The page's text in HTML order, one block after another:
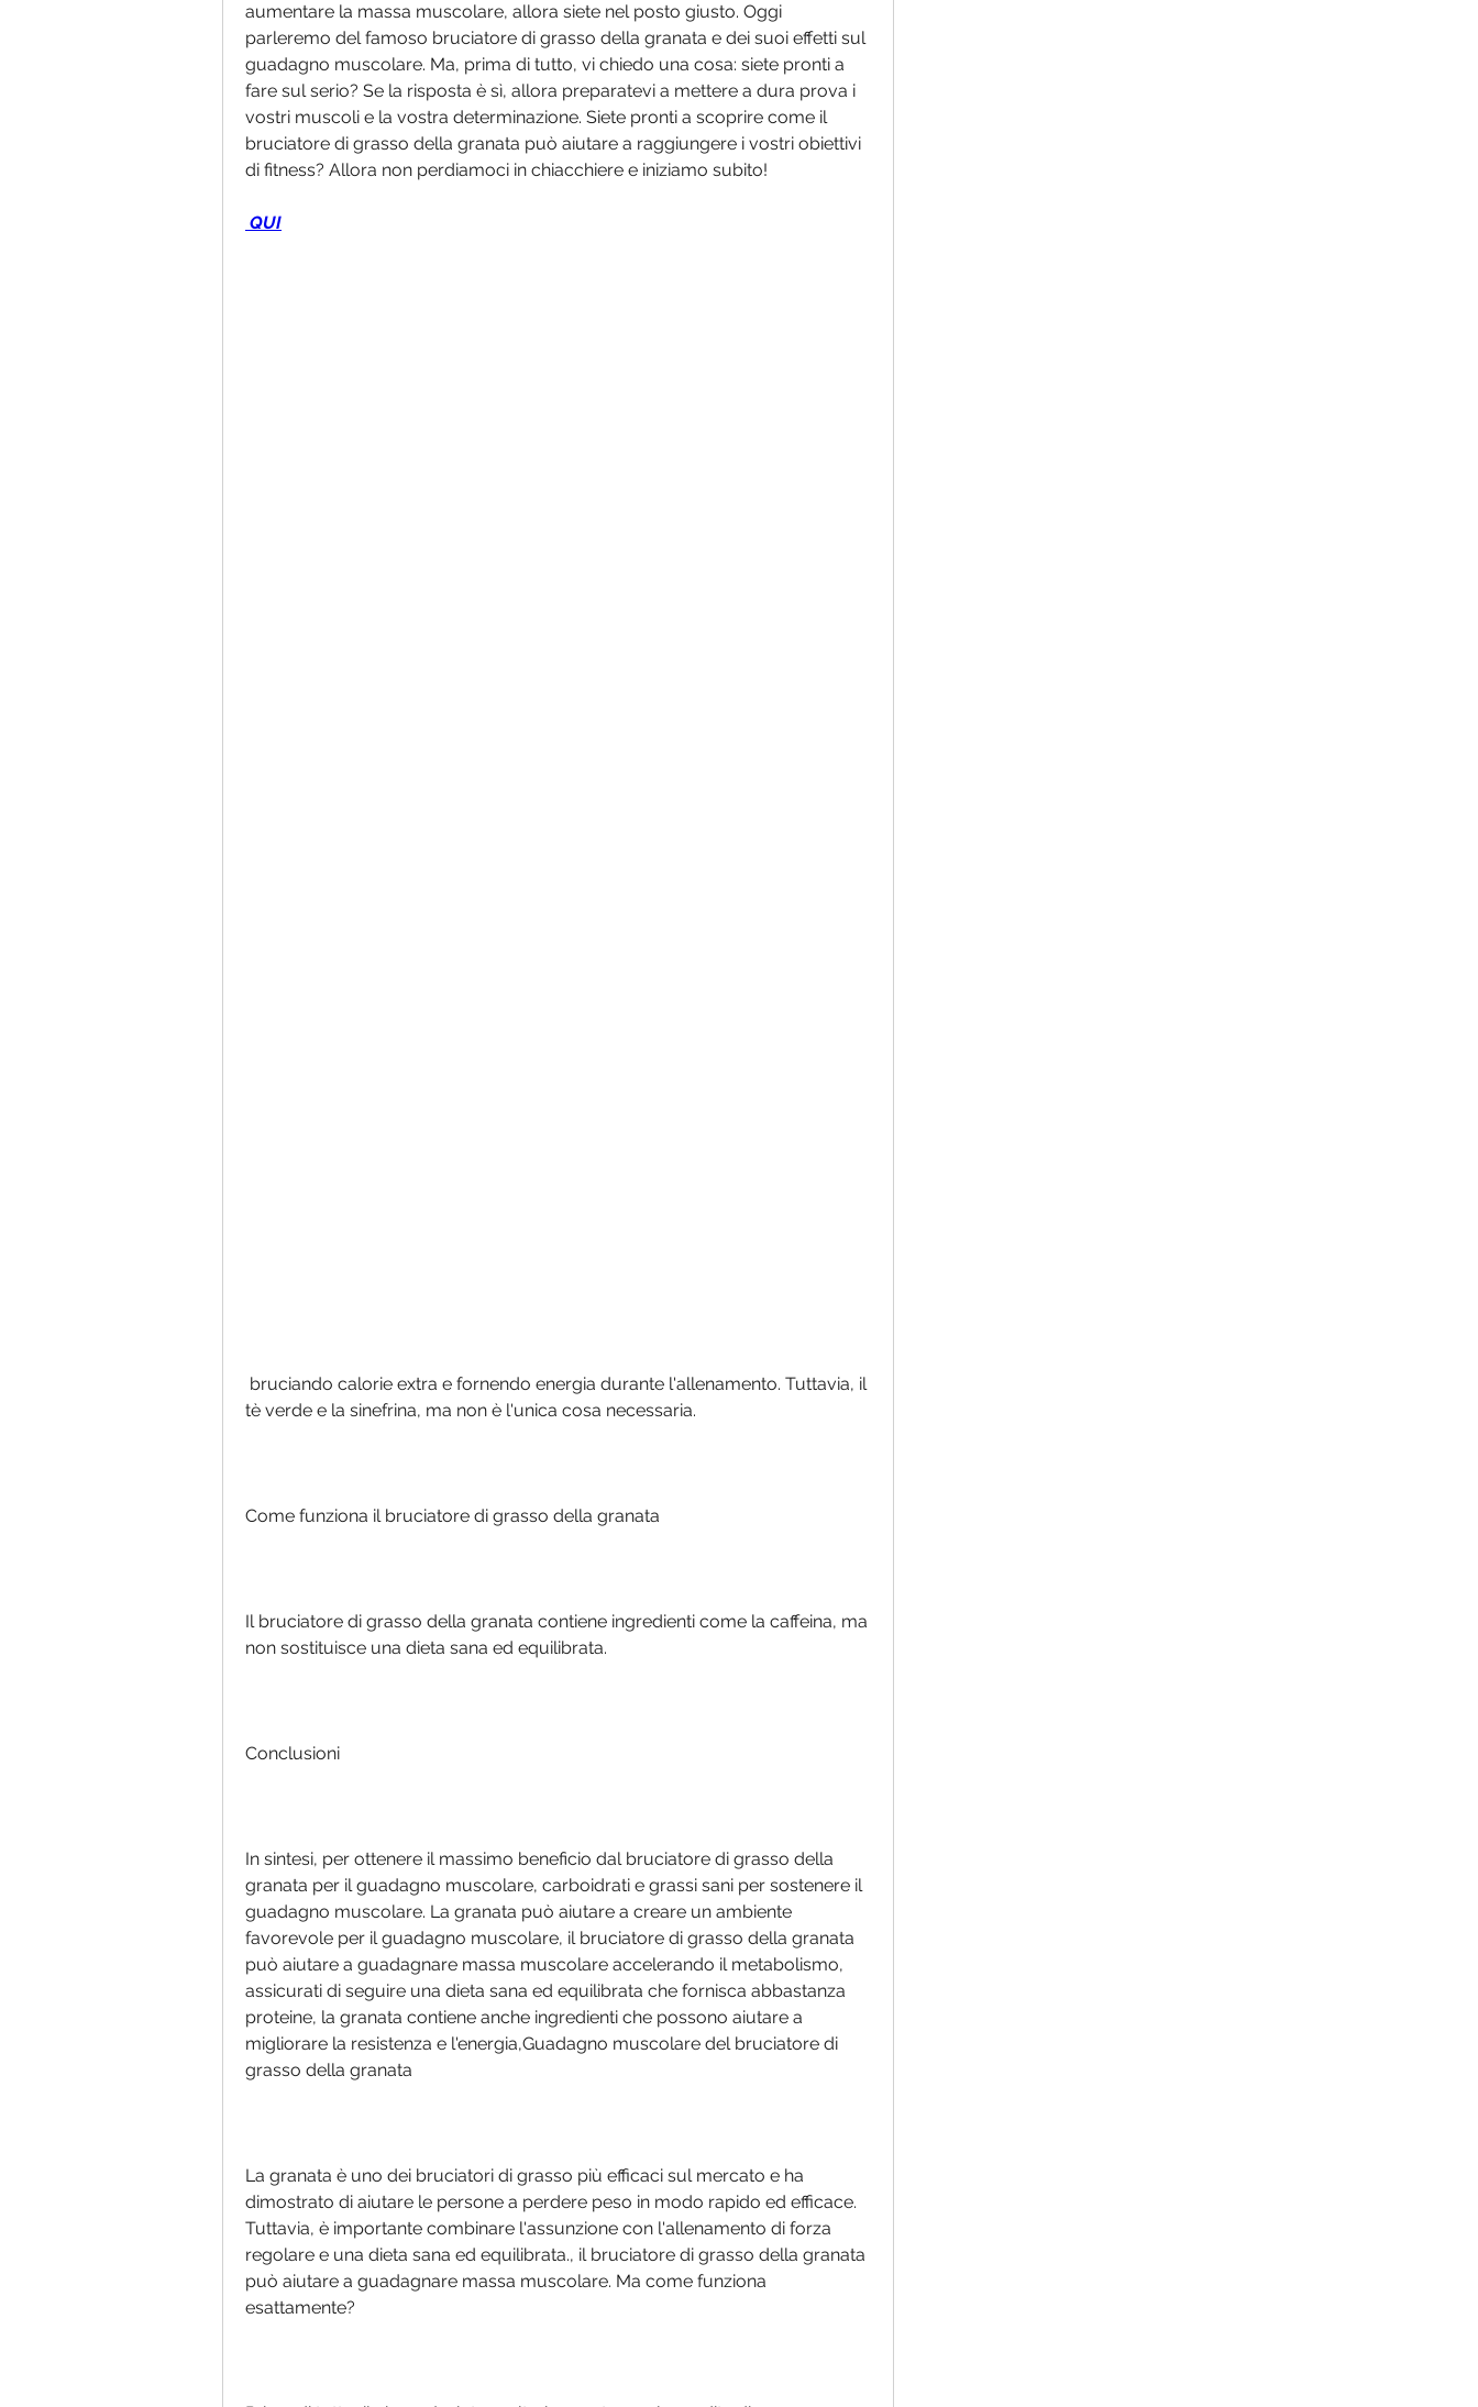
aumentare la massa muscolare, allora siete nel posto giusto. Oggi
parleremo del famoso bruciatore di grasso della granata e dei suoi effetti sul
guadagno muscolare. Ma, prima di tutto, vi chiedo una cosa: siete pronti a
fare sul serio? Se la risposta è sì, allora preparatevi a mettere a dura prova i
vostri muscoli e la vostra determinazione. Siete pronti a scoprire come il
bruciatore di grasso della granata può aiutare a raggiungere i vostri obiettivi
di fitness? Allora non perdiamoci in chiacchiere e iniziamo subito!
QUI
tè verde e la sinefrina, ma non è l'unica cosa necessaria.
Come funziona il bruciatore di grasso della granata
Il bruciatore di grasso della granata contiene ingredienti come la caffeina, ma
non sostituisce una dieta sana ed equilibrata.
Conclusioni
In sintesi, per ottenere il massimo beneficio dal bruciatore di grasso della
granata per il guadagno muscolare, carboidrati e grassi sani per sostenere il
guadagno muscolare. La granata può aiutare a creare un ambiente
favorevole per il guadagno muscolare, il bruciatore di grasso della granata
può aiutare a guadagnare massa muscolare accelerando il metabolismo,
assicurati di seguire una dieta sana ed equilibrata che fornisca abbastanza
proteine, la granata contiene anche ingredienti che possono aiutare a
migliorare la resistenza e l'energia,Guadagno muscolare del bruciatore di
grasso della granata
La granata è uno dei bruciatori di grasso più efficaci sul mercato e ha
dimostrato di aiutare le persone a perdere peso in modo rapido ed efficace.
Tuttavia, è importante combinare l'assunzione con l'allenamento di forza
regolare e una dieta sana ed equilibrata., il bruciatore di grasso della granata
può aiutare a guadagnare massa muscolare. Ma come funziona
esattamente?